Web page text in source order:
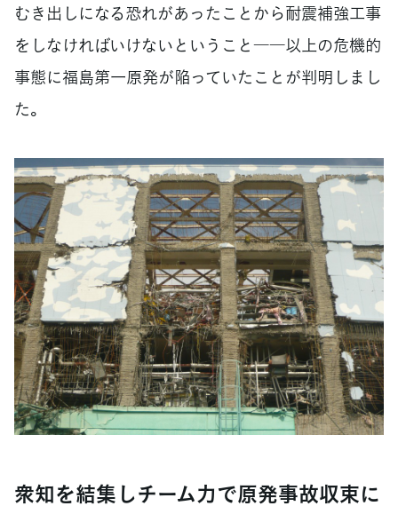
むき出しになる恐れがあったことから耐震補強工事
をしなければいけないということ――以上の危機的
事態に福島第一原発が陥っていたことが判明しまし
た。
衆知を結集しチーム力で原発事故収束に